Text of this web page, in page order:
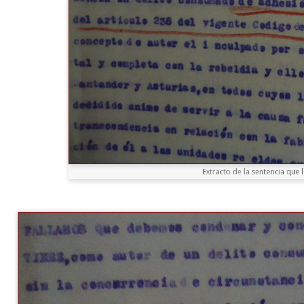
Extracto de la sentencia